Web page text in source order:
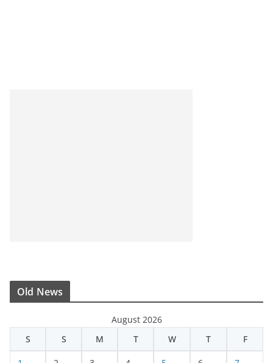
Old News
August 2026
S
S M T W T F